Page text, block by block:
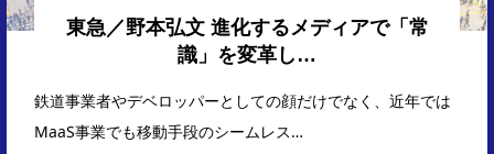
東急／野本弘文 進化するメディアで「常
識」を変革し…
鉄道事業者やデベロッパーとしての顔だけでなく、近年では
MaaS事業でも移動手段のシームレス…